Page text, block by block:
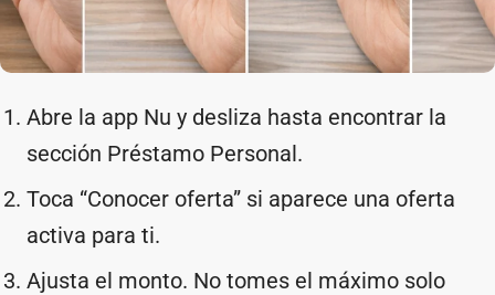
Abre la app Nu y desliza hasta encontrar la
sección Préstamo Personal.
Toca “Conocer oferta” si aparece una oferta
activa para ti.
Ajusta el monto. No tomes el máximo solo